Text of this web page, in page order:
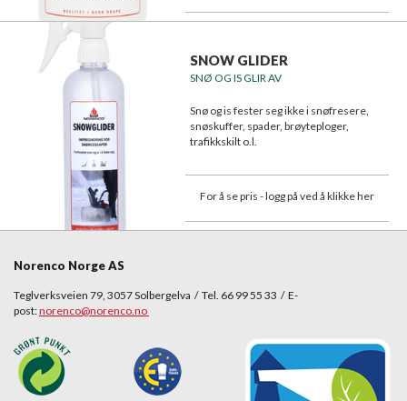
SNOW GLIDER
SNØ OG IS GLIR AV
Snø og is fester seg ikke i snøfresere,
snøskuffer, spader, brøyteploger,
trafikkskilt o.l.
For å se pris - logg på ved å klikke her
Norenco Norge AS
Teglverksveien 79, 3057 Solbergelva / Tel. 66 99 55 33 / E-
post:norenco@norenco.no